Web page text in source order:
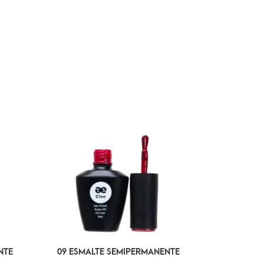
09 ESMALTE SEMIPERMANENTE